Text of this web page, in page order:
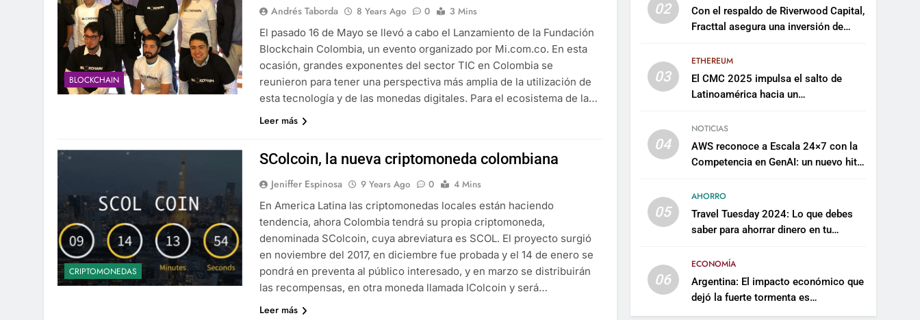
BLOCKCHAIN
Andrés Taborda 8 Years Ago 0
3 Mins
El pasado 16 de Mayo se llevó a cabo el Lanzamiento de la Fundación
Blockchain Colombia, un evento organizado por Mi.com.co. En esta
ocasión, grandes exponentes del sector TIC en Colombia se
reunieron para tener una perspectiva más amplia de la utilización de
esta tecnología y de las monedas digitales. Para el ecosistema de la…
Leer más
CRIPTOMONEDAS
SColcoin, la nueva criptomoneda colombiana
Jeniffer Espinosa 9 Years Ago 0
4 Mins
En America Latina las criptomonedas locales están haciendo
tendencia, ahora Colombia tendrá su propia criptomoneda,
denominada SColcoin, cuya abreviatura es SCOL. El proyecto surgió
en noviembre del 2017, en diciembre fue probada y el 14 de enero se
pondrá en preventa al público interesado, y en marzo se distribuirán
las recompensas, en otra moneda llamada IColcoin y será…
Leer más
02
Con el respaldo de Riverwood Capital,
Fracttal asegura una inversión de
plataforma
03
ETHEREUM
El CMC 2025 impulsa el salto de
Latinoamérica hacia un
sostenible
04
NOTICIAS
AWS reconoce a Escala 24×7 con la
Competencia en GenAI: un nuevo hito
artificial empresarial
05
AHORRO
Travel Tuesday 2024: Lo que debes
saber para ahorrar dinero en tu
06
ECONOMÍA
Argentina: El impacto económico que
dejó la fuerte tormenta es
incalculable